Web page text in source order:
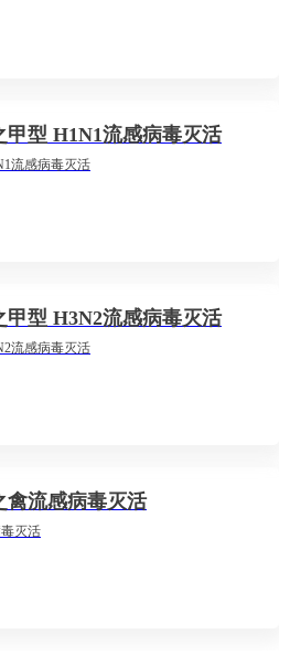
型 H1N1流感病毒灭活
流感病毒灭活
型 H3N2流感病毒灭活
流感病毒灭活
禽流感病毒灭活
灭活